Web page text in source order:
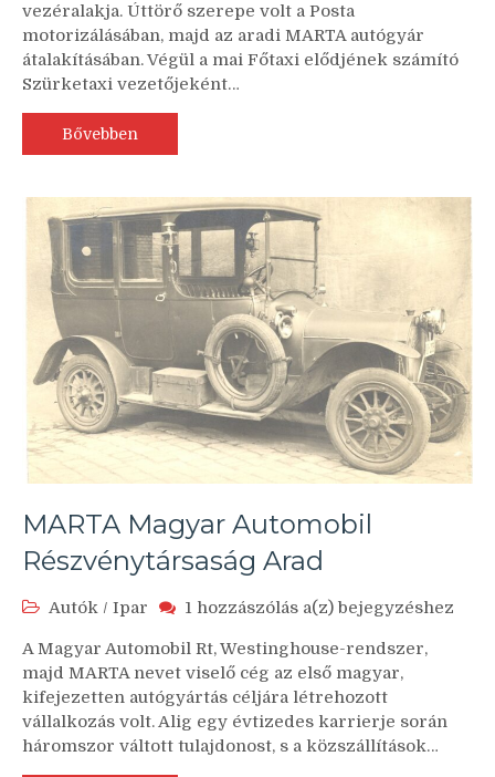
című
bejegyzéshez
vezéralakja. Úttörő szerepe volt a Posta
motorizálásában, majd az aradi MARTA autógyár
átalakításában. Végül a mai Főtaxi elődjének számító
Szürketaxi vezetőjeként…
Bővebben
MARTA Magyar Automobil
Részvénytársaság Arad
Autók / Ipar 1 hozzászólás a(z)MARTA
Automobil
Részvénytársaság
Arad
bejegyzéshez
A Magyar Automobil Rt, Westinghouse-rendszer,
majd MARTA nevet viselő cég az első magyar,
kifejezetten autógyártás céljára létrehozott
vállalkozás volt. Alig egy évtizedes karrierje során
háromszor váltott tulajdonost, s a közszállítások…